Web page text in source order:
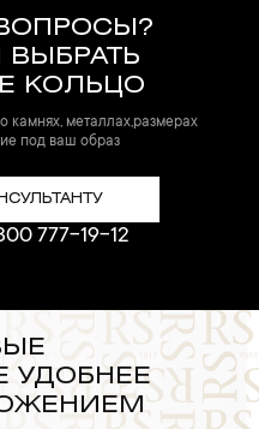
КОЛЬЦО
камнях, металлах,размерах
под ваш образ
777-19-12
УДОБНЕЕ